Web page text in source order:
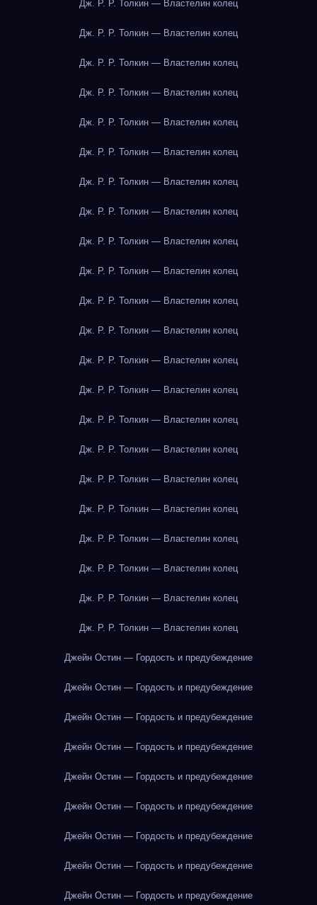
Дж. Р. Р. Толкин — Властелин колец
Дж. Р. Р. Толкин — Властелин колец
Дж. Р. Р. Толкин — Властелин колец
Дж. Р. Р. Толкин — Властелин колец
Дж. Р. Р. Толкин — Властелин колец
Дж. Р. Р. Толкин — Властелин колец
Дж. Р. Р. Толкин — Властелин колец
Дж. Р. Р. Толкин — Властелин колец
Дж. Р. Р. Толкин — Властелин колец
Дж. Р. Р. Толкин — Властелин колец
Дж. Р. Р. Толкин — Властелин колец
Дж. Р. Р. Толкин — Властелин колец
Дж. Р. Р. Толкин — Властелин колец
Дж. Р. Р. Толкин — Властелин колец
Дж. Р. Р. Толкин — Властелин колец
Дж. Р. Р. Толкин — Властелин колец
Дж. Р. Р. Толкин — Властелин колец
Дж. Р. Р. Толкин — Властелин колец
Дж. Р. Р. Толкин — Властелин колец
Дж. Р. Р. Толкин — Властелин колец
Дж. Р. Р. Толкин — Властелин колец
Дж. Р. Р. Толкин — Властелин колец
Джейн Остин — Гордость и предубеждение
Джейн Остин — Гордость и предубеждение
Джейн Остин — Гордость и предубеждение
Джейн Остин — Гордость и предубеждение
Джейн Остин — Гордость и предубеждение
Джейн Остин — Гордость и предубеждение
Джейн Остин — Гордость и предубеждение
Джейн Остин — Гордость и предубеждение
Джейн Остин — Гордость и предубеждение